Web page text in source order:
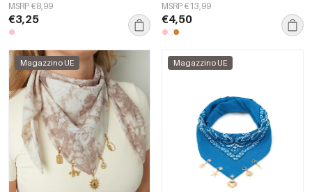
MSRP €8,99
€3,25
MSRP €13,99
€4,50
Magazzino UE Magazzino UE